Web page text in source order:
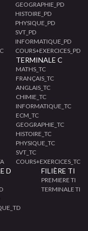
GEOGRAPHIE_PD
HISTOIRE_PD
PHYSIQUE_PD
SVT_PD
INFORMATIQUE_PD
COURS+EXERCICES_PD
TERMINALE C
MATHS_TC
FRANÇAIS_TC
ANGLAIS_TC
CHIMIE_TC
INFORMATIQUE_TC
ECM_TC
GEOGRAPHIE_TC
HISTOIRE_TC
PHYSIQUE_TC
SVT_TC
COURS+EXERCICES_TC
D FILIÈRE TI
PREMIERE TI
TERMINALE TI